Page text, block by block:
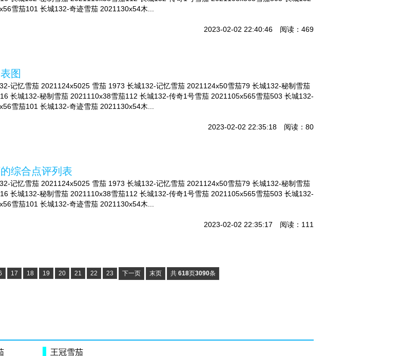
雪茄101 长城132-奇迹雪茄 2021130x54木...
2023-02-02 22:40:46 阅读：469
图
记忆雪茄 2021124x5025 雪茄 1973 长城132-记忆雪茄 2021124x50雪茄79 长城132-秘制雪茄
长城132-秘制雪茄 2021110x38雪茄112 长城132-传奇1号雪茄 2021105x565雪茄503 长城132-
雪茄101 长城132-奇迹雪茄 2021130x54木...
2023-02-02 22:35:18 阅读：80
综合点评列表
记忆雪茄 2021124x5025 雪茄 1973 长城132-记忆雪茄 2021124x50雪茄79 长城132-秘制雪茄
长城132-秘制雪茄 2021110x38雪茄112 长城132-传奇1号雪茄 2021105x565雪茄503 长城132-
雪茄101 长城132-奇迹雪茄 2021130x54木...
2023-02-02 22:35:17 阅读：111
17 18 19 20 21 22 23 下一页 末页 共 618页3090条
王冠雪茄